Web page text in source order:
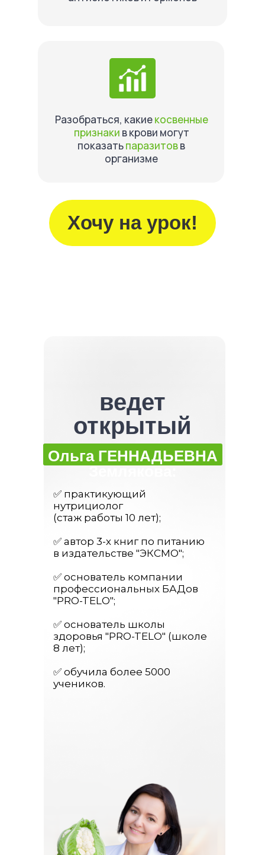
Разобраться, какиекосвенные
признаки в крови могут
показатьпаразитовв
организме
Хочу на урок!
ведет
открытый
урок
Ольга ГЕННАДЬЕВНА
Землякова:
✅ практикующий
нутрициолог
(стаж работы 10 лет);
✅ автор 3-х книг по питанию
в издательстве "ЭКСМО";
✅ основатель компании
профессиональных БАДов
"PRO-TELO";
✅ основатель школы
здоровья "PRO-TELO" (школе
8 лет);
✅ обучила более 5000
учеников.